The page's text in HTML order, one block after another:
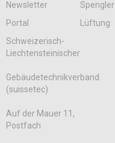
Newsletter
Spengler
Portal
Lüftung
Schweizerisch-
Liechtensteinischer
Gebäudetechnikverband
(suissetec)
Auf der Mauer 11,
Postfach